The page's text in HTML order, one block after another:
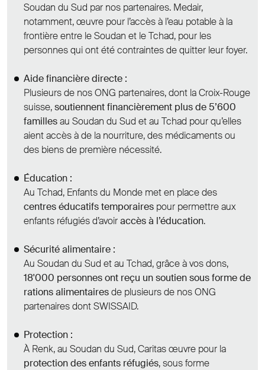
Soudan du Sud par nos partenaires. Medair,
notamment, œuvre pour l’accès à l’eau potable à la
frontière entre le Soudan et le Tchad, pour les
personnes qui ont été contraintes de quitter leur foyer.
Aide financière directe :
Plusieurs de nos ONG partenaires, dont la Croix-Rouge
suisse,soutiennent financièrement plus de 5’600
famillesau Soudan du Sud et au Tchad pour qu’elles
aient accès à de la nourriture, des médicaments ou
des biens de première nécessité.
Éducation :
Au Tchad, Enfants du Monde met en place des
centres éducatifs temporaires pour permettre aux
enfants réfugiés d’avoiraccès à l’éducation.
Sécurité alimentaire :
Au Soudan du Sud et au Tchad, grâce à vos dons,
18'000 personnes ont reçu un soutien sous forme de
rations alimentairesde plusieurs de nos ONG
partenaires dont SWISSAID.
Protection :
À Renk, au Soudan du Sud, Caritas œuvre pour la
protection des enfants réfugiés, sous forme